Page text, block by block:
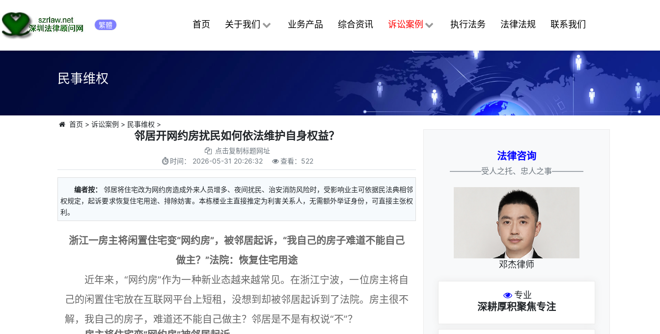
繁體 首页 关于我们 业务产品 综合资讯 诉讼案例 执行法务 法律法规 联系我们
民事维权
首页 > 诉讼案例 > 民事维权 >
邻居开网约房扰民如何依法维护自身权益？
点击复制标题网址
时间： 2026-05-31 20:26:32 查看： 522
编者按：
邻居将住宅改为网约房造成外来人员增多、夜间扰民、治安消防风险时，受影响业主可依据民法典相邻
权规定，起诉要求恢复住宅用途、排除妨害。本栋楼业主直接推定为利害关系人，无需额外举证身份，可直接主张权
利。
浙江一房主将闲置住宅变“网约房”，被邻居起诉，“我自己的房子难道不能自己
做主？”法院：恢复住宅用途
近年来，“网约房”作为一种新业态越来越常见。在浙江宁波，一位房主将自
己的闲置住宅放在互联网平台上短租，没想到却被邻居起诉到了法院。房主很不
解，我自己的房子，难道还不能自己做主？邻居是不是有权说“不”？
法律咨询
————受人之托、忠人之事————
邓杰律师
专业
深耕厚积聚焦专注